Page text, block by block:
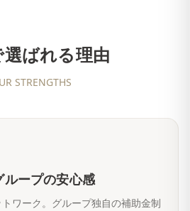
選ばれる理由
STRENGTHS
ループの安心感
ワーク。グループ独自の補助金制